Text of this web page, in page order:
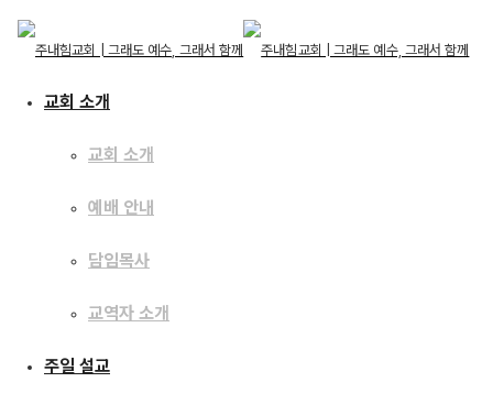
교회 소개
교회 소개
교역자 소개
주일 설교
교회 소개
교회 소개
예배 안내
담임목사
교역자 소개
주일 설교
온라인 헌금시 입금자명 표시에 대한 안내
[sf_button colour=”green” type=”standard”
link=”https://forms.gle/SnocS7nXRfGwzo628″
dropshadow=”no” rounded=”yes”